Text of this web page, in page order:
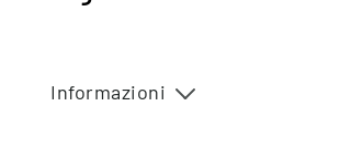
Informazioni